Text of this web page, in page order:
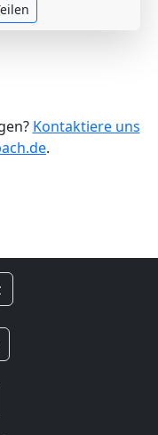
Kontaktiere uns
.